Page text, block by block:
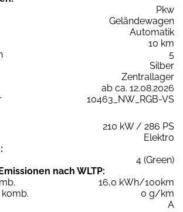
Pkw
Geländewagen
Automatik
10 km
5
Silber
Zentrallager
ab ca. 12.08.2026
10463_NW_RGB-VS
210 kW / 286 PS
Elektro
4 (Green)
nach WLTP:
16,0 kWh/100km
0 g/km
A